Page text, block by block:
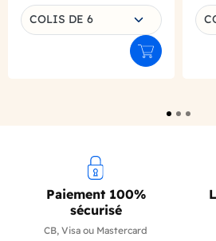
Choisissez une déclinaison
COLIS DE 6
Ajouter au
Paiement 100%
sécurisé
CB, Visa ou Mastercard